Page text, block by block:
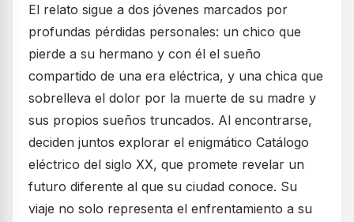
El relato sigue a dos jóvenes marcados por
profundas pérdidas personales: un chico que
pierde a su hermano y con él el sueño
compartido de una era eléctrica, y una chica que
sobrelleva el dolor por la muerte de su madre y
sus propios sueños truncados. Al encontrarse,
deciden juntos explorar el enigmático Catálogo
eléctrico del siglo XX, que promete revelar un
futuro diferente al que su ciudad conoce. Su
viaje no solo representa el enfrentamiento a su